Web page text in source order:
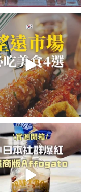
望遠市場4家必吃美食
😋/
望遠市場」傳地址給你
350 59
爆紅!超商版Affogato
🍨☕️/
吉推日本🇯🇵...
118 26